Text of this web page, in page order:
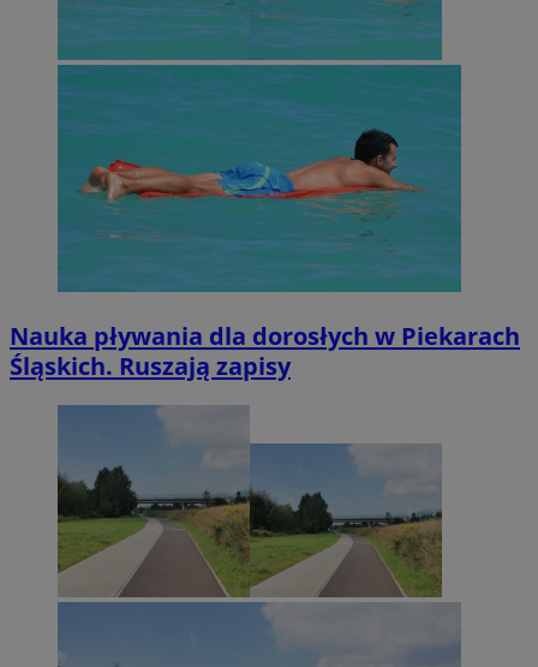
Nauka pływania dla dorosłych w Piekarach
Śląskich. Ruszają zapisy